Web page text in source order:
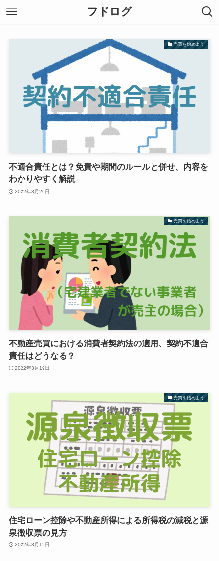
フドログ
売買を始めよう
不適合責任とは？免責や期間のルールと併せ、内容を
わかりやすく解説
2022年3月26日
売買を始めよう
不動産売買における消費者契約法の適用、契約不適合
責任はどうなる？
2022年3月19日
売買を始めよう
住宅ローン控除や不動産所得による所得税の減税と源
泉徴収票の見方
2022年3月12日